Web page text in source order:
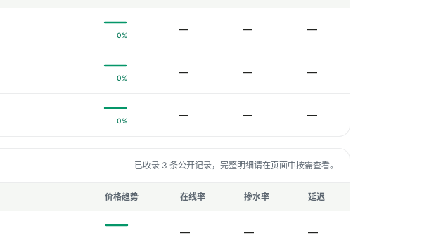
0% — — —
0% — — —
0% — — —
已收录 3 条公开记录，完整明细请在页面中按需查看。
价格趋势 在线率 掺水率 延迟
— — —